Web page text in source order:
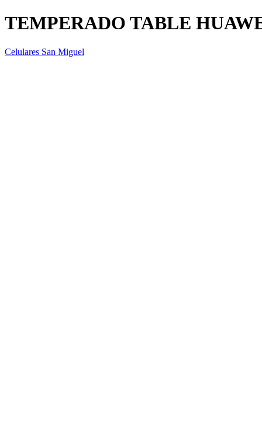
TEMPERADO TABLE
Celulares San Miguel